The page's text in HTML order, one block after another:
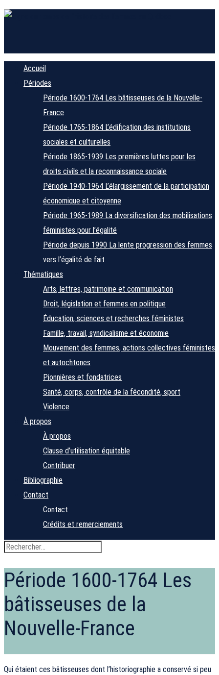
Accueil
Périodes
Période 1600-1764 Les bâtisseuses de la Nouvelle-
France
Période 1765-1864 L’édification des institutions
sociales et culturelles
Période 1865-1939 Les premières luttes pour les
droits civils et la reconnaissance sociale
Période 1940-1964 L’élargissement de la participation
économique et citoyenne
Période 1965-1989 La diversification des mobilisations
féministes pour l’égalité
Période depuis 1990 La lente progression des femmes
vers l’égalité de fait
Thématiques
Arts, lettres, patrimoine et communication
Droit, législation et femmes en politique
Éducation, sciences et recherches féministes
Famille, travail, syndicalisme et économie
Mouvement des femmes, actions collectives féministes
et autochtones
Pionnières et fondatrices
Santé, corps, contrôle de la fécondité, sport
Violence
À propos
À propos
Clause d’utilisation équitable
Contribuer
Bibliographie
Contact
Contact
Crédits et remerciements
Période 1600-1764 Les
bâtisseuses de la
Nouvelle-France
Qui étaient ces bâtisseuses dont l’historiographie a conservé si peu